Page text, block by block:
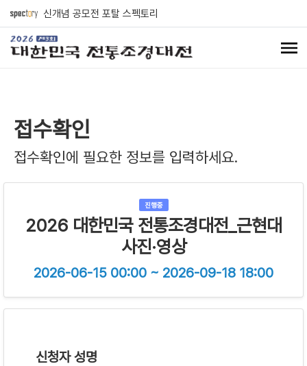
신개념 공모전 포탈 스펙토리
접수확인
접수확인에 필요한 정보를 입력하세요.
진행중
2026 대한민국 전통조경대전_근현대
사진·영상
2026-06-15 00:00 ~ 2026-09-18 18:00
신청자 성명